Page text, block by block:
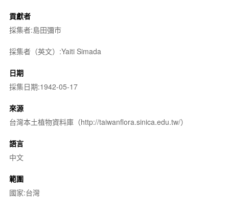
貢獻者
採集者:島田彌市
採集者（英文）:Yaiti Simada
日期
採集日期:1942-05-17
來源
台灣本土植物資料庫（http://taiwanflora.sinica.edu.tw/）
語言
中文
範圍
國家:台灣